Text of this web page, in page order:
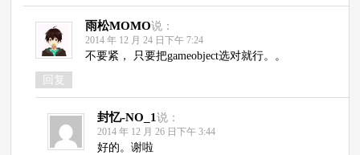
雨松MOMO说：
2014 年 12 月 24 日下午 7:24
不要紧， 只要把gameobject选对就行。。
回复
封忆-NO_1说：
2014 年 12 月 26 日下午 3:44
好的。谢啦